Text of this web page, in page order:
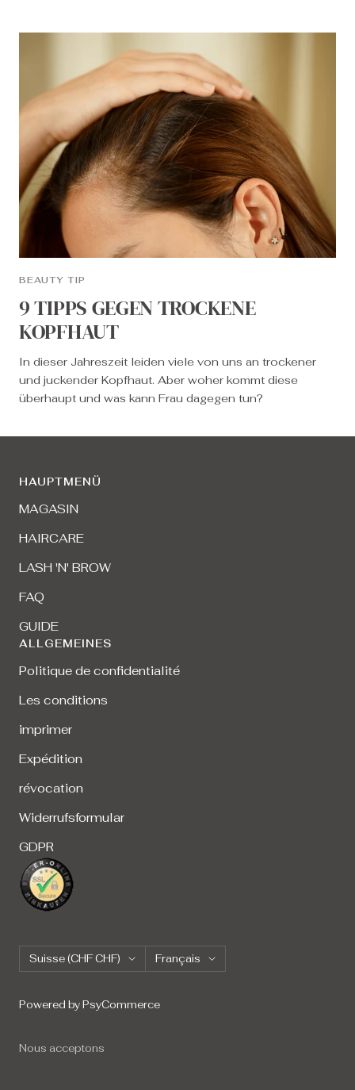
BEAUTY TIP
9 TIPPS GEGEN TROCKENE
KOPFHAUT
In dieser Jahreszeit leiden viele von uns an trockener
und juckender Kopfhaut. Aber woher kommt diese
überhaupt und was kann Frau dagegen tun?
HAUPTMENÜ
MAGASIN
HAIRCARE
LASH 'N' BROW
FAQ
GUIDE
ALLGEMEINES
Politique de confidentialité
Les conditions
imprimer
Expédition
révocation
Widerrufsformular
GDPR
Pays/région
Suisse (CHF CHF) Langue
Français
Powered by PsyCommerce
Nous acceptons